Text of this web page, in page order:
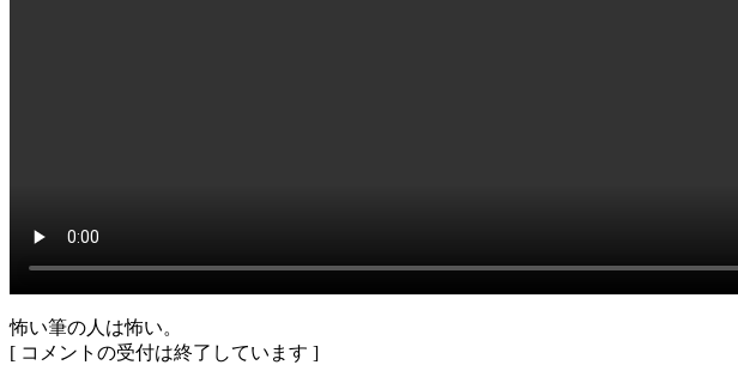
怖い筆の人は怖い。
[ コメントの受付は終了しています ]